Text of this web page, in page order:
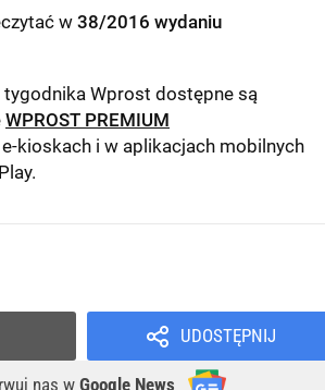
w 38/2016 wydaniu
tygodnika Wprost dostępne są
WPROST PREMIUM
kioskach i w aplikacjach mobilnych
.
UDOSTĘPNIJ
nas w Google News